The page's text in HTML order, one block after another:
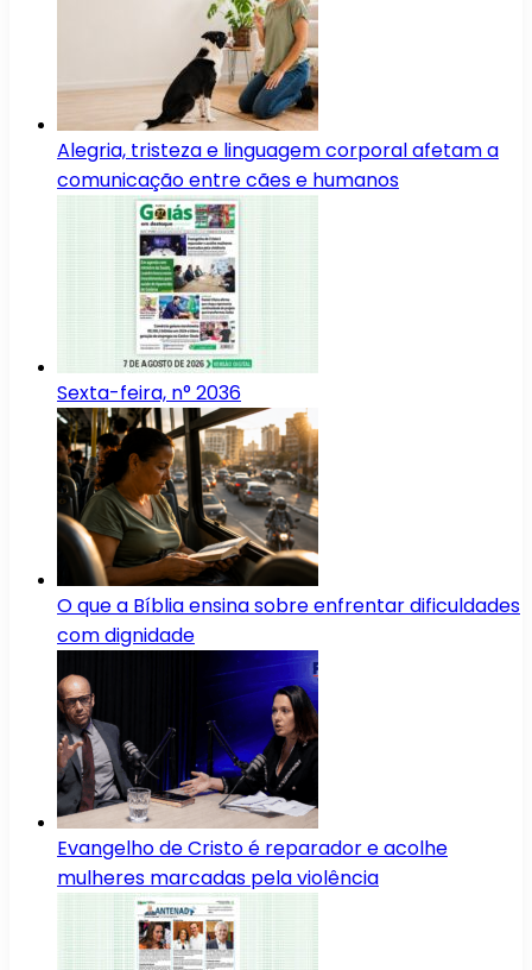
Alegria, tristeza e linguagem corporal afetam a
comunicação entre cães e humanos
Sexta-feira, n° 2036
O que a Bíblia ensina sobre enfrentar dificuldades
com dignidade
Evangelho de Cristo é reparador e acolhe
mulheres marcadas pela violência